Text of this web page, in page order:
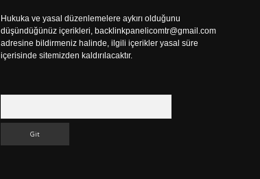
Hukuka ve yasal düzenlemelere aykırı olduğunu
düşündüğünüz içerikleri, backlinkpanelicomtr@gmail.com
adresine bildirmeniz halinde, ilgili içerikler yasal süre
içerisinde sitemizden kaldırılacaktır.